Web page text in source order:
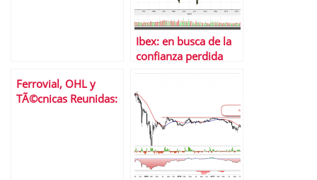
Ibex: en busca de la
confianza perdida
Ferrovial, OHL y
TÃ©cnicas Reunidas: